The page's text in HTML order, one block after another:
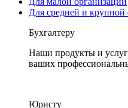
Для средней и крупной
Бухгалтеру
Наши продукты и
ваших
Юристу